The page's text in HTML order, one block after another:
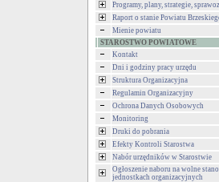
Programy, plany, strategie,
Raport o stanie Powiatu
Mienie powiatu
STAROSTWO POWIATOWE
Kontakt
Dni i godziny pracy urzędu
Struktura Organizacyjna
Regulamin Organizacyjny
Ochrona Danych Osobowych
Monitoring
Druki do pobrania
Efekty Kontroli Starostwa
Nabór urzędników w Starostwie
Ogłoszenie naboru na wolne
jednostkach organizacyjnych